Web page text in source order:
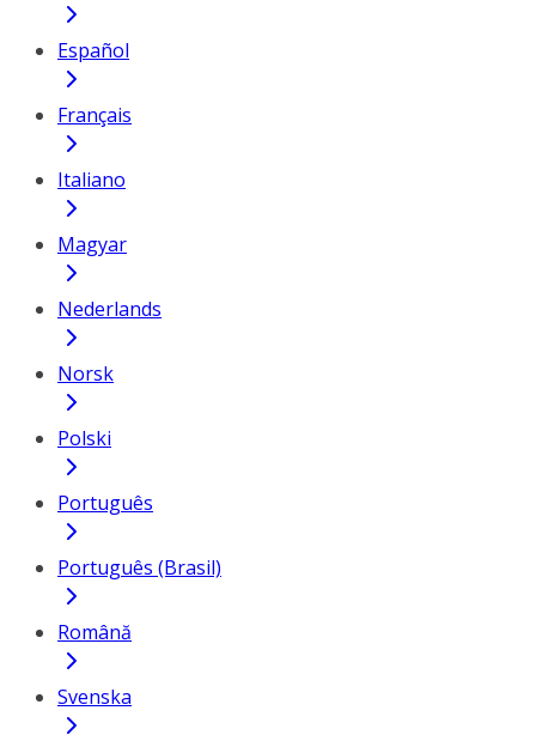
Español
Français
Italiano
Magyar
Nederlands
Norsk
Polski
Português
Português (Brasil)
Română
Svenska